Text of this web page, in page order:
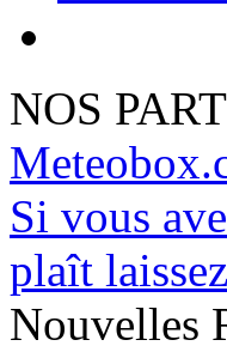
NOS
Si vous
plaît
Nouvelles